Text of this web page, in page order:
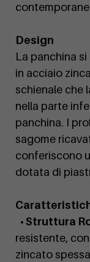
Design
La panchina
in acciaio
schienale che
nella parte
panchina. I
sagome
conferiscono
dotata di
• Struttura
resistente,
zincato